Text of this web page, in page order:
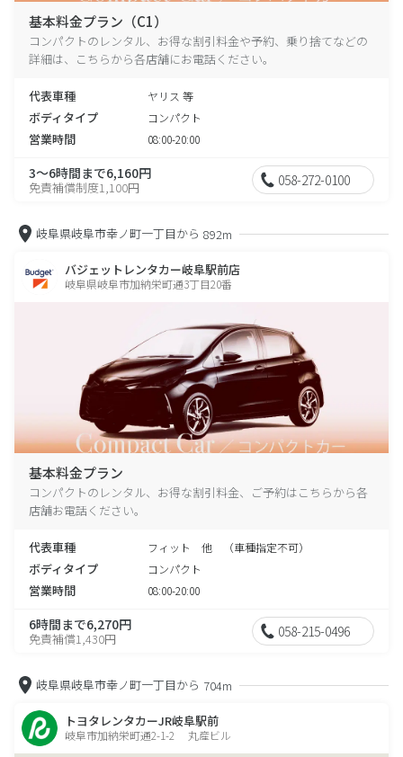
基本料金プラン（C1）
コンパクトのレンタル、お得な割引料金や予約、乗り捨てなどの
詳細は、こちらから各店舗にお電話ください。
代表車種 ヤリス 等
ボディタイプ コンパクト
営業時間 08:00-20:00
3～6時間まで6,160円
免責補償制度1,100円 058-272-0100
岐阜県岐阜市幸ノ町一丁目から 892m
バジェットレンタカー岐阜駅前店
岐阜県岐阜市加納栄町通3丁目20番
基本料金プラン
コンパクトのレンタル、お得な割引料金、ご予約はこちらから各
店舗お電話ください。
代表車種 フィット 他 （車種指定不可）
ボディタイプ コンパクト
営業時間 08:00-20:00
6時間まで6,270円
免責補償1,430円 058-215-0496
岐阜県岐阜市幸ノ町一丁目から 704m
トヨタレンタカーJR岐阜駅前
岐阜市加納栄町通2-1-2 丸産ビル